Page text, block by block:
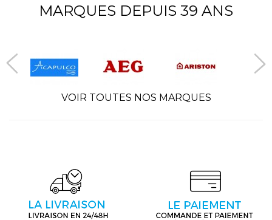
MARQUES DEPUIS 39 ANS
VOIR TOUTES NOS MARQUES